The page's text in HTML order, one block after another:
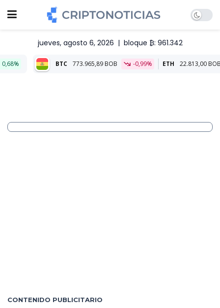
jueves, agosto 6, 2026 | bloque ₿: 961.342
BTC 773.965,89 BOB -0,99% ETH 22.813,00 BOB -0,31%
CONTENIDO PUBLICITARIO